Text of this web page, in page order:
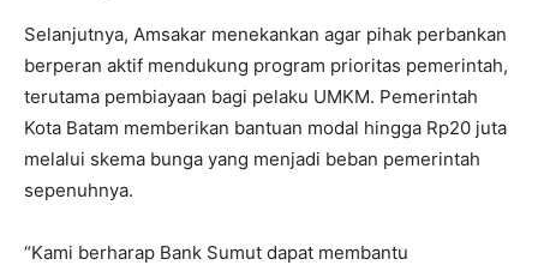
Selanjutnya, Amsakar menekankan agar pihak perbankan
berperan aktif mendukung program prioritas pemerintah,
terutama pembiayaan bagi pelaku UMKM. Pemerintah
Kota Batam memberikan bantuan modal hingga Rp20 juta
melalui skema bunga yang menjadi beban pemerintah
sepenuhnya.
“Kami berharap Bank Sumut dapat membantu